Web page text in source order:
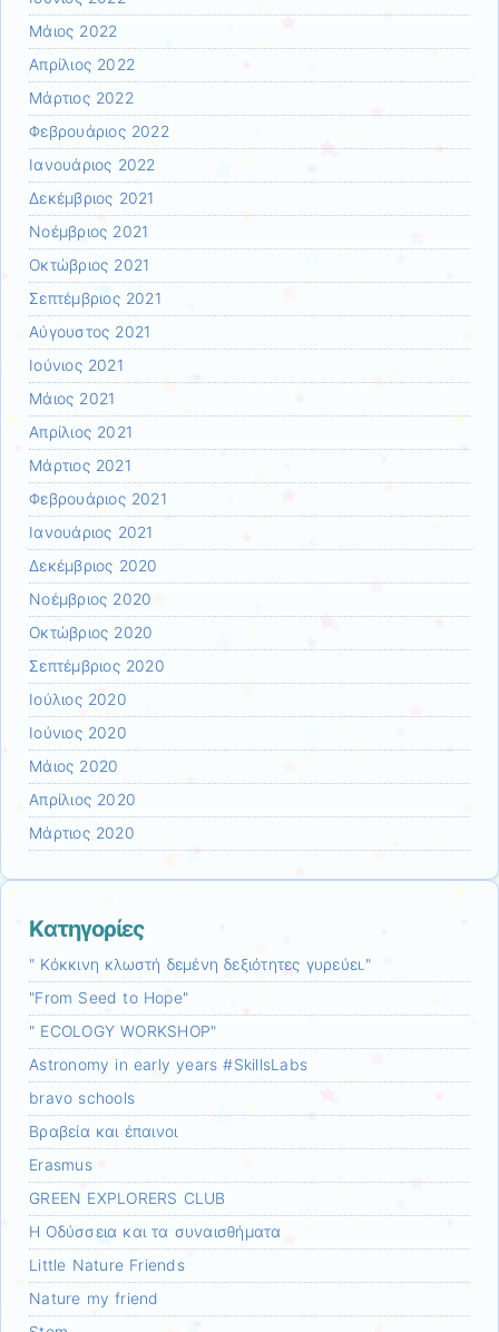
Μάιος 2022
Απρίλιος 2022
Μάρτιος 2022
Φεβρουάριος 2022
Ιανουάριος 2022
Δεκέμβριος 2021
Νοέμβριος 2021
Οκτώβριος 2021
Σεπτέμβριος 2021
Αύγουστος 2021
Ιούνιος 2021
Μάιος 2021
Απρίλιος 2021
Μάρτιος 2021
Φεβρουάριος 2021
Ιανουάριος 2021
Δεκέμβριος 2020
Νοέμβριος 2020
Οκτώβριος 2020
Σεπτέμβριος 2020
Ιούλιος 2020
Ιούνιος 2020
Μάιος 2020
Απρίλιος 2020
Μάρτιος 2020
Kατηγορίες
" Κόκκινη κλωστή δεμένη δεξιότητες γυρεύει."
"From Seed to Hope"
" ECOLOGY WORKSHOP"
Astronomy in early years #SkillsLabs
bravo schools
Bραβεία και έπαινοι
Erasmus
GREEN EXPLORERS CLUB
H Oδύσσεια και τα συναισθήματα
Little Nature Friends
Nature my friend